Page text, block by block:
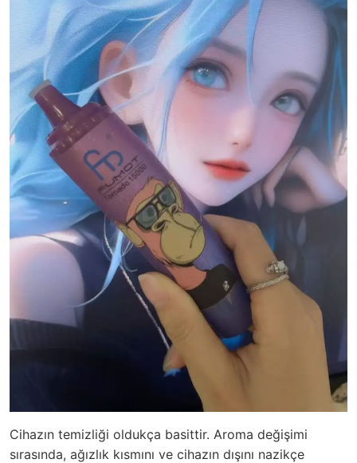
Cihazın temizliği oldukça basittir. Aroma değişimi
sırasında, ağızlık kısmını ve cihazın dışını nazikçe